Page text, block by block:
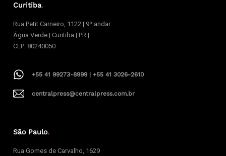
Curitiba.
Rua Petit Carneiro, 1122 | 9º andar
Água Verde | Curitiba | PR |
CEP: 80240050
+55 41 99273-8999 | +55 41 3026-2610
centralpress@centralpress.com.br
São Paulo.
Rua Gomes de Carvalho, 1629